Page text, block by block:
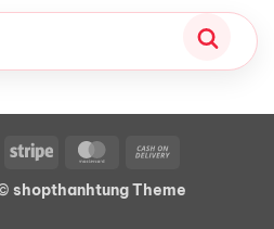
Stripe MasterCard
Delivery
shopthanhtung Theme